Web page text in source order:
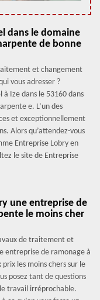
dans le domaine
de bonne
et changement
vous adresser ?
Ize dans le 53160 dans
e. L’un des
et exceptionnellement
Alors qu’attendez-vous
Entreprise Lobry en
le site de Entreprise
une entreprise de
le moins cher
de traitement et
entreprise de ramonage à
prix les moins chers sur le
posez tant de questions
travail irréprochable.